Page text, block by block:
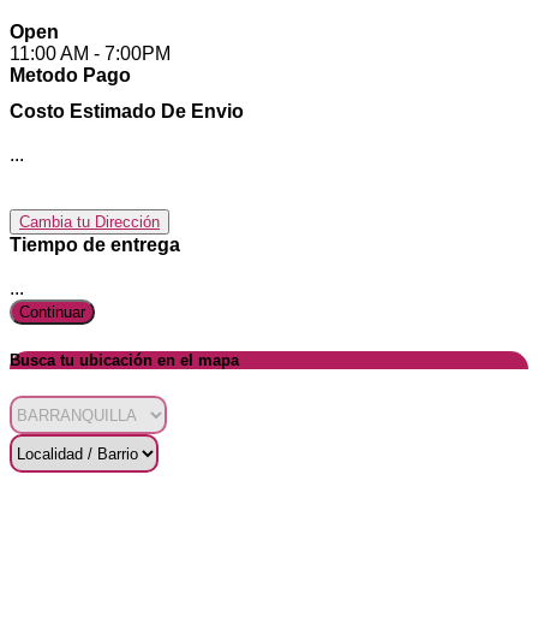
Open
11:00 AM - 7:00PM
Metodo Pago
Costo Estimado De Envio
...
Cambia tu Dirección
Tiempo de entrega
...
Continuar
Busca tu ubicación en el mapa